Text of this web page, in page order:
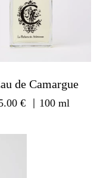
de Camargue
€ ｜100 ml